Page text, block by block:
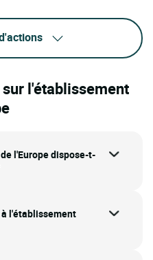
l'établissement
l'Europe dispose-t-
l'établissement